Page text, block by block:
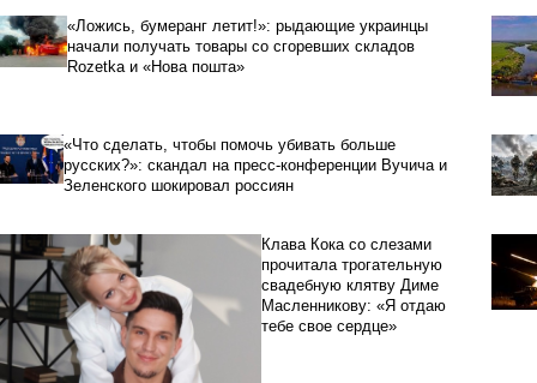
«Ложись, бумеранг летит!»: рыдающие украинцы
начали получать товары со сгоревших складов
Rozetka и «Нова пошта»
«Что сделать, чтобы помочь убивать больше
русских?»: скандал на пресс-конференции Вучича и
Зеленского шокировал россиян
Клава Кока со слезами
прочитала трогательную
свадебную клятву Диме
Масленникову: «Я отдаю
тебе свое сердце»